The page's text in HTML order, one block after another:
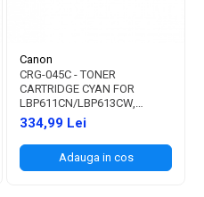
Canon
CRG-045C - TONER
CARTRIDGE CYAN FOR
LBP611CN/LBP613CW,
MF631CN/MF633CDW/MF635CX
(1.300 PAGES)
334,99 Lei
Adauga in cos